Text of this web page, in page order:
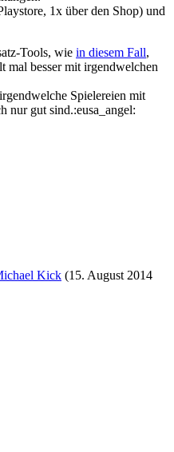
1x über den Shop) und
Tools, wie in diesem Fall,
mal besser mit irgendwelchen
Spielereien mit
nur gut sind.:eusa_angel:
Kick (15. August 2014